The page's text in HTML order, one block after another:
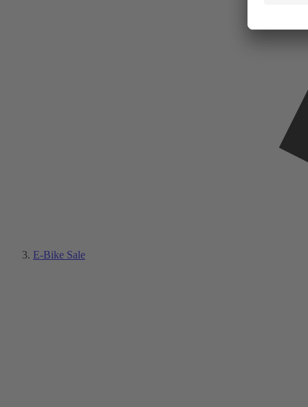
E-Bike Sale